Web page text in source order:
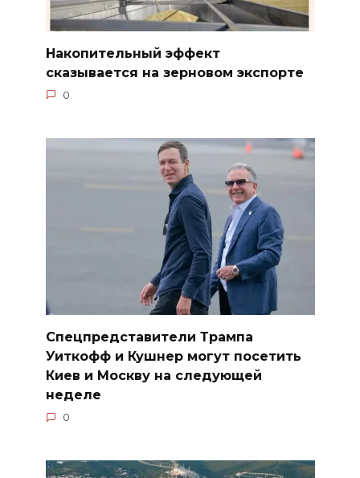
Накопительный эффект
сказывается на зерновом экспорте
0
Спецпредставители Трампа
Уиткофф и Кушнер могут посетить
Киев и Москву на следующей
неделе
0